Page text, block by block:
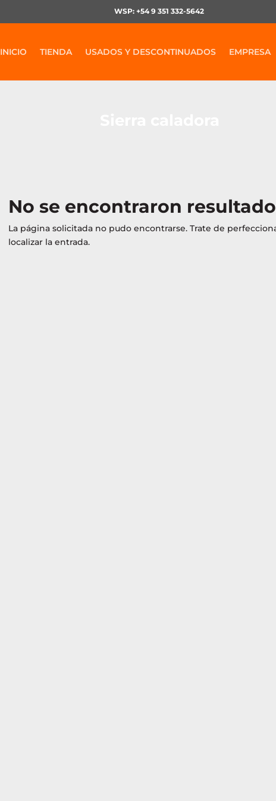
WSP: +54 9 351 332-5642
INICIO TIENDA USADOS Y DESCONTINUADOS EMPRESA
No se encontraron
La página solicitada no pudo encontrarse. Trate de
localizar la entrada.